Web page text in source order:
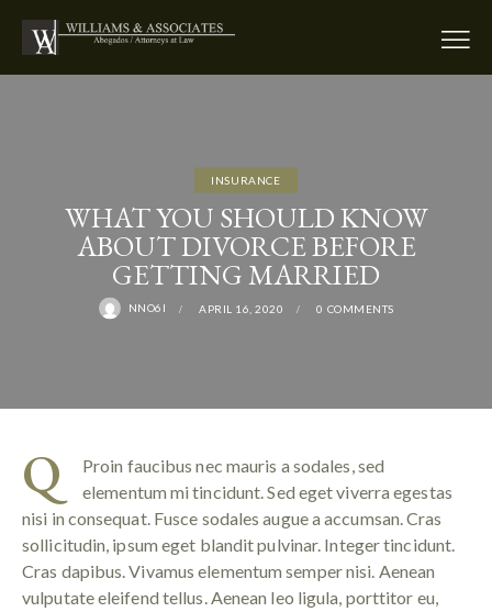
INSURANCE
WHAT YOU SHOULD KNOW
ABOUT DIVORCE BEFORE
GETTING MARRIED
NNO6I APRIL 16, 2020 0 COMMENTS
Q
Proin faucibus nec mauris a sodales, sed
elementum mi tincidunt. Sed eget viverra egestas
nisi in consequat. Fusce sodales augue a accumsan. Cras
sollicitudin, ipsum eget blandit pulvinar. Integer tincidunt.
Cras dapibus. Vivamus elementum semper nisi. Aenean
vulputate eleifend tellus. Aenean leo ligula, porttitor eu,